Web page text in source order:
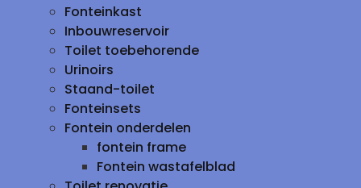
Fonteinkast
Inbouwreservoir
Toilet toebehorende
Urinoirs
Staand-toilet
Fonteinsets
Fontein onderdelen
fontein frame
Fontein wastafelblad